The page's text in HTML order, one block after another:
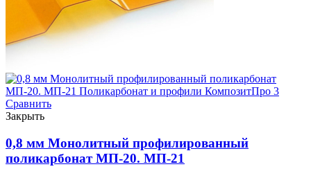
Сравнить
Закрыть
0,8 мм Монолитный профилированный
поликарбонат МП-20. МП-21